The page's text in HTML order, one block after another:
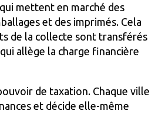
mettent en marché des
et des imprimés. Cela
de la collecte sont transférés
allège la charge financière
de taxation. Chaque ville
et décide elle-même